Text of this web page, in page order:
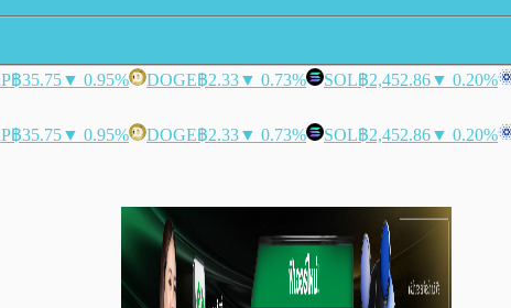
฿35.75▼ 0.95% DOGE฿2.33▼ 0.73% SOL฿2,452.86▼ 0.20%
฿35.75▼ 0.95% DOGE฿2.33▼ 0.73% SOL฿2,452.86▼ 0.20%